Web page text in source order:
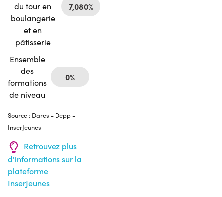
du tour en
boulangerie
et en
pâtisserie
7,080%
Ensemble
des
formations
de niveau
0%
Source : Dares - Depp -
InserJeunes
Retrouvez plus
d'informations sur la
plateforme
InserJeunes